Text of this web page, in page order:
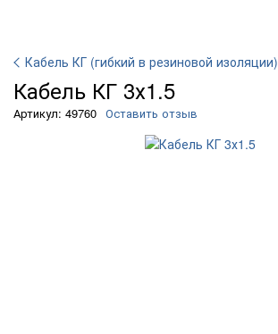
Кабель КГ (гибкий в резиновой изоляции)
Кабель КГ 3х1.5
Артикул: 49760 Оставить отзыв